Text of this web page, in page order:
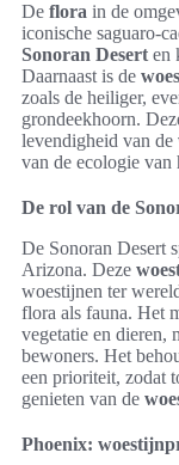
De flora in de
iconische saguaro-
Sonoran Desert en
Daarnaast is de
zoals de heiliger,
grondeekhoorn.
levendigheid van de
van de ecologie van
De rol van de
De Sonoran Desert
Arizona. Deze
woestijnen ter
flora als fauna. Het
vegetatie en dieren,
bewoners. Het
een prioriteit, zodat
genieten van de
Phoenix: